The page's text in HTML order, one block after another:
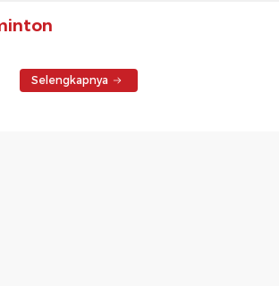
Selengkapnya